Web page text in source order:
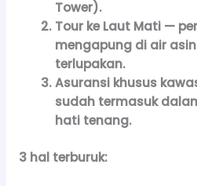
Tower).
Tour ke Laut Mati —
mengapung di air
terlupakan.
Asuransi khusus
sudah termasuk
hati tenang.
3 hal terburuk: